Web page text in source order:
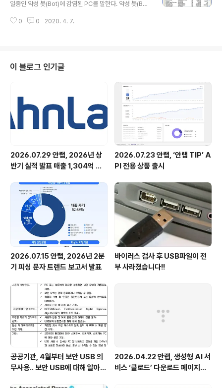
판매 사이트인 제노 홈페이지를 통해 악성코드가 전파되면
일종인 악성 봇(Bot)에 감염된 PC를 말한다. 악성 봇(Bot)
로봇(RoBot)의 의미로, 해커 혹은 봇 유포자가 원격지에
단 현재 내PC에 어떤 프로그램이 실행 중인지를 알아보는
방법이 있다. 윈도우 태스크바에 마우스 오른쪽 버튼을 클
릭하고 작업관리자를 실행시키고 프로세스 탭 클릭해보면,
실행중인 프로세스 목록을 볼 수 있다. 여기서 내가 알지 못
하는 프로그램이 PC자원(CPU, 메모리, …)을 과도하게 사
용할..
0 0 2020. 4. 7.
이 블로그 인기글
2026.07.29 안랩, 2026년 상
반기 실적 발표 매출 1,304억 원,
2026.07.23 안랩, ‘안랩 TIP’ A
PI 전용 상품 출시
2026.07.15 안랩, 2026년 2분
기 피싱 문자 트렌드 보고서 발표
바이러스 검사 후 USB파일이 전
부 사라졌습니다!!
공공기관, 4월부터 보안 USB 의
무사용.. 보안 USB에 대해 알아봅
2026.04.22 안랩, 생성형 AI 서
비스 ‘클로드’ 다운로드 페이지로